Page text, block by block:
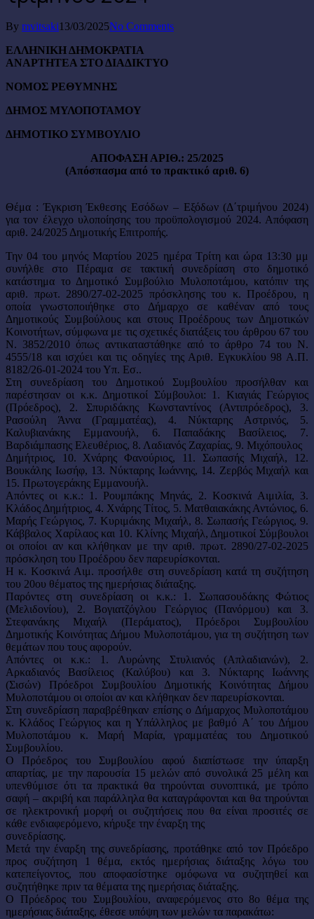
By mvitsaki13/03/2025No Comments
ΕΛΛΗΝΙΚΗ ΔΗΜΟΚΡΑΤΙΑ
ΑΝΑΡΤΗΤΕΑ ΣΤΟ ΔΙΑΔΙΚΤΥΟ
ΝΟΜΟΣ ΡΕΘΥΜΝΗΣ
ΔΗΜΟΣ ΜΥΛΟΠΟΤΑΜΟΥ
ΔΗΜΟΤΙΚΟ ΣΥΜΒΟΥΛΙΟ
ΑΠΟΦΑΣΗ ΑΡΙΘ.: 25/2025
(Απόσπασμα από το πρακτικό αριθ. 6)
Θέμα : Έγκριση Έκθεσης Εσόδων – Εξόδων (Δ΄τριμήνου 2024)
για τον έλεγχο υλοποίησης του προϋπολογισμού 2024. Απόφαση
αριθ. 24/2025 Δημοτικής Επιτροπής.
Την 04 του μηνός Μαρτίου 2025 ημέρα Τρίτη και ώρα 13:30 μμ
συνήλθε στο Πέραμα σε τακτική συνεδρίαση στο δημοτικό
κατάστημα το Δημοτικό Συμβούλιο Μυλοποτάμου, κατόπιν της
αριθ. πρωτ. 2890/27-02-2025 πρόσκλησης του κ. Προέδρου, η
οποία γνωστοποιήθηκε στο Δήμαρχο σε καθέναν από τους
Δημοτικούς Συμβούλους και στους Προέδρους των Δημοτικών
Κοινοτήτων, σύμφωνα με τις σχετικές διατάξεις του άρθρου 67 του
Ν. 3852/2010 όπως αντικαταστάθηκε από το άρθρο 74 του Ν.
4555/18 και ισχύει και τις οδηγίες της Αριθ. Εγκυκλίου 98 Α.Π.
8182/26-01-2024 του Υπ. Εσ..
Στη συνεδρίαση του Δημοτικού Συμβουλίου προσήλθαν και
παρέστησαν οι κ.κ. Δημοτικοί Σύμβουλοι: 1. Κιαγιάς Γεώργιος
(Πρόεδρος), 2. Σπυριδάκης Κωνσταντίνος (Αντιπρόεδρος), 3.
Ρασούλη Άννα (Γραμματέας), 4. Νύκταρης Αστρινός, 5.
Καλυβιανάκης Εμμανουήλ, 6. Παπαδάκης Βασίλειος, 7.
Βαρδιάμπασης Ελευθέριος, 8. Λαδιανός Ζαχαρίας, 9. Μιχόπουλος
Δημήτριος, 10. Χνάρης Φανούριος, 11. Σωπασής Μιχαήλ, 12.
Βουκάλης Ιωσήφ, 13. Νύκταρης Ιωάννης, 14. Ζερβός Μιχαήλ και
15. Πρωτογεράκης Εμμανουήλ.
Απόντες οι κ.κ.: 1. Ρουμπάκης Μηνάς, 2. Κοσκινά Αιμιλία, 3.
Κλάδος Δημήτριος, 4. Χνάρης Τίτος, 5. Ματθαιακάκης Αντώνιος, 6.
Μαρής Γεώργιος, 7. Κυριμάκης Μιχαήλ, 8. Σωπασής Γεώργιος, 9.
Κάββαλος Χαρίλαος και 10. Κλίνης Μιχαήλ, Δημοτικοί Σύμβουλοι
οι οποίοι αν και κλήθηκαν με την αριθ. πρωτ. 2890/27-02-2025
πρόσκληση του Προέδρου δεν παρευρίσκονται.
Η κ. Κοσκινά Αιμ. προσήλθε στη συνεδρίαση κατά τη συζήτηση
του 20ου θέματος της ημερήσιας διάταξης.
Παρόντες στη συνεδρίαση οι κ.κ.: 1. Σωπασουδάκης Φώτιος
(Μελιδονίου), 2. Βογιατζόγλου Γεώργιος (Πανόρμου) και 3.
Στεφανάκης Μιχαήλ (Περάματος), Πρόεδροι Συμβουλίου
Δημοτικής Κοινότητας Δήμου Μυλοποτάμου, για τη συζήτηση των
θεμάτων που τους αφορούν.
Απόντες οι κ.κ.: 1. Λυρώνης Στυλιανός (Απλαδιανών), 2.
Αρκαδιανός Βασίλειος (Καλύβου) και 3. Νύκταρης Ιωάννης
(Σισών) Πρόεδροι Συμβουλίου Δημοτικής Κοινότητας Δήμου
Μυλοποτάμου οι οποίοι αν και κλήθηκαν δεν παρευρίσκονται.
Στη συνεδρίαση παραβρέθηκαν επίσης ο Δήμαρχος Μυλοποτάμου
κ. Κλάδος Γεώργιος και η Υπάλληλος με βαθμό Α΄ του Δήμου
Μυλοποτάμου κ. Μαρή Μαρία, γραμματέας του Δημοτικού
Συμβουλίου.
Ο Πρόεδρος του Συμβουλίου αφού διαπίστωσε την ύπαρξη
απαρτίας, με την παρουσία 15 μελών από συνολικά 25 μέλη και
υπενθύμισε ότι τα πρακτικά θα τηρούνται συνοπτικά, με τρόπο
σαφή – ακριβή και παράλληλα θα καταγράφονται και θα τηρούνται
σε ηλεκτρονική μορφή οι συζητήσεις που θα είναι προσιτές σε
κάθε ενδιαφερόμενο, κήρυξε την έναρξη της
συνεδρίασης.
Μετά την έναρξη της συνεδρίασης, προτάθηκε από τον Πρόεδρο
προς συζήτηση 1 θέμα, εκτός ημερήσιας διάταξης λόγω του
κατεπείγοντος, που αποφασίστηκε ομόφωνα να συζητηθεί και
συζητήθηκε πριν τα θέματα της ημερήσιας διάταξης.
Ο Πρόεδρος του Συμβουλίου, αναφερόμενος στο 8ο θέμα της
ημερήσιας διάταξης, έθεσε υπόψη των μελών τα παρακάτω: